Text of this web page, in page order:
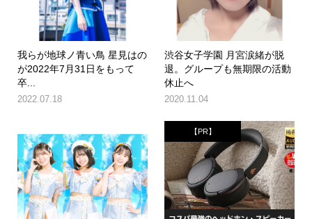
我らが地球ノ青い鳥 星見はの
が2022年7月31日をもって
卒...
2022.07.18
渋谷女子学園 月宮涙緒が脱
退。グループも無期限の活動
休止へ
2020.11.04
【PR】